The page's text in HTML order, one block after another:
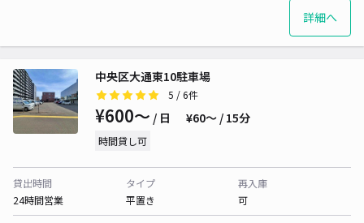
詳細へ
中央区大通東10駐車場
5 / 6件
¥600〜 / 日 ¥60〜 / 15分
時間貸し可
貸出時間
24時間営業
タイプ
平置き
再入庫
可